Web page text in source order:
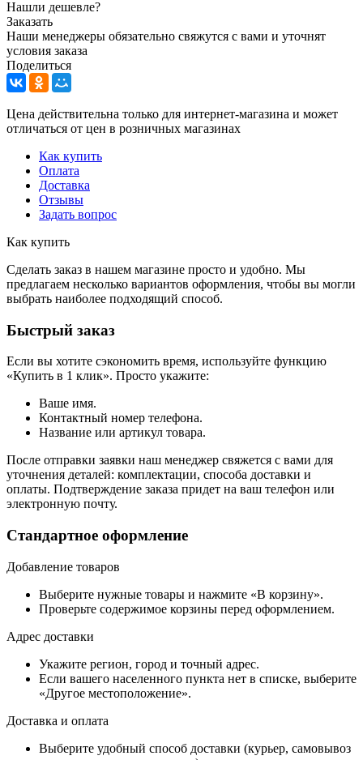
Нашли дешевле?
Заказать
Наши менеджеры обязательно свяжутся с вами и уточнят
условия заказа
Поделиться
Цена действительна только для интернет-магазина и может
отличаться от цен в розничных магазинах
Как купить
Оплата
Доставка
Отзывы
Задать вопрос
Как купить
Сделать заказ в нашем магазине просто и удобно. Мы
предлагаем несколько вариантов оформления, чтобы вы могли
выбрать наиболее подходящий способ.
Быстрый заказ
Если вы хотите сэкономить время, используйте функцию
«Купить в 1 клик». Просто укажите:
Ваше имя.
Контактный номер телефона.
Название или артикул товара.
После отправки заявки наш менеджер свяжется с вами для
уточнения деталей: комплектации, способа доставки и
оплаты. Подтверждение заказа придет на ваш телефон или
электронную почту.
Стандартное оформление
Добавление товаров
Выберите нужные товары и нажмите «В корзину».
Проверьте содержимое корзины перед оформлением.
Адрес доставки
Укажите регион, город и точный адрес.
Если вашего населенного пункта нет в списке, выберите
«Другое местоположение».
Доставка и оплата
Выберите удобный способ доставки (курьер, самовывоз